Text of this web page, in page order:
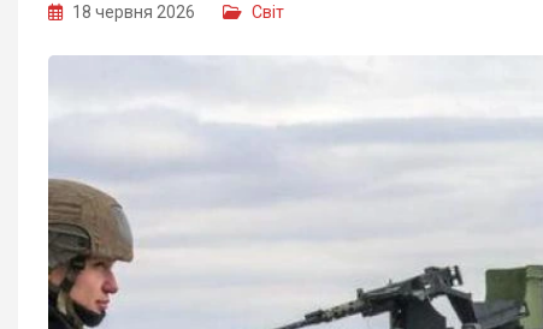
18 червня 2026 Світ